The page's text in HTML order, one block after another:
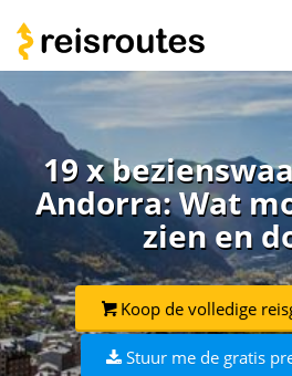
19 x
Andorra: Wat
zien en
Koop de volledige
Stuur me de gratis